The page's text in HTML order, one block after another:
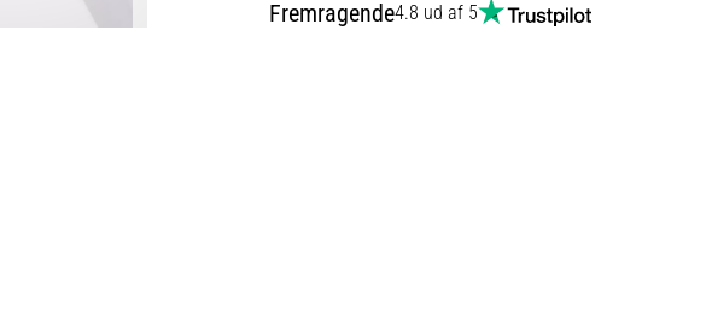
Fremragende4.8 ud af 5